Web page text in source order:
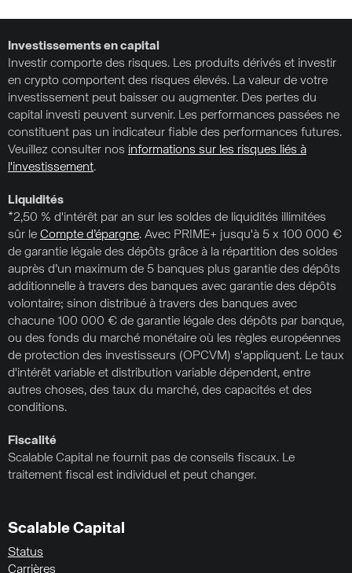
Investissements en capital
Investir comporte des risques. Les produits dérivés et investir
en crypto comportent des risques élevés. La valeur de votre
investissement peut baisser ou augmenter. Des pertes du
capital investi peuvent survenir. Les performances passées ne
constituent pas un indicateur fiable des performances futures.
Veuillez consulter nos informations sur les risques liés à
l'investissement.
Liquidités
*2,50 % d'intérêt par an sur les soldes de liquidités illimitées
sûr le Compte d’épargne. Avec PRIME+ jusqu'à 5 x 100 000 €
de garantie légale des dépôts grâce à la répartition des soldes
auprès d’un maximum de 5 banques plus garantie des dépôts
additionnelle à travers des banques avec garantie des dépôts
volontaire; sinon distribué à travers des banques avec
chacune 100 000 € de garantie légale des dépôts par banque,
ou des fonds du marché monétaire où les règles européennes
de protection des investisseurs (OPCVM) s'appliquent. Le taux
d'intérêt variable et distribution variable dépendent, entre
autres choses, des taux du marché, des capacités et des
conditions.
Fiscalité
Scalable Capital ne fournit pas de conseils fiscaux. Le
traitement fiscal est individuel et peut changer.
Scalable Capital
Status
Carrières